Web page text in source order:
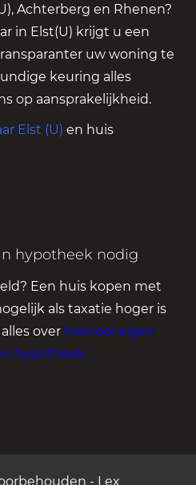
Achterberg en Rhenen?
in Elst(U) krijgt u een
uw woning te
keuring alles
op aansprakelijkheid.
Elst (U) en huis
hypotheek nodig
Een huis kopen met
als taxatie hoger is
over hoeveel eigen
hypotheek.
- Lex